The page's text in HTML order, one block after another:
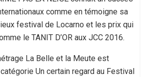
comme en témoigne sa
festival de Locarno et les prix qui
le TANIT D’OR aux JCC 2016.
La Belle et la Meute est
Un certain regard au Festival